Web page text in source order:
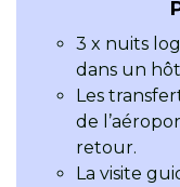
3 x nuits
dans un
Les
de
retour.
La visite